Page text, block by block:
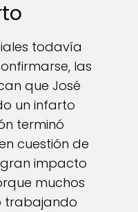
todavía
las
que José
un infarto
terminó
cuestión de
gran impacto
muchos
trabajando